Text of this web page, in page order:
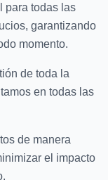
para todas las
garantizando
momento.
de toda la
en todas las
de manera
el impacto